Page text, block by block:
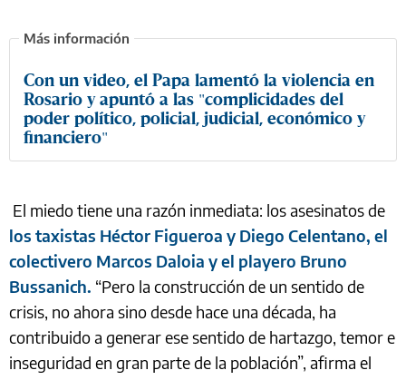
Con un video, el Papa lamentó la violencia en
Rosario y apuntó a las "complicidades del
poder político, policial, judicial, económico y
financiero"
El miedo tiene una razón inmediata: los asesinatos de
los taxistas Héctor Figueroa y Diego Celentano, el
colectivero Marcos Daloia y el playero Bruno
Bussanich. “Pero la construcción de un sentido de
crisis, no ahora sino desde hace una década, ha
contribuido a generar ese sentido de hartazgo, temor e
inseguridad en gran parte de la población”, afirma el